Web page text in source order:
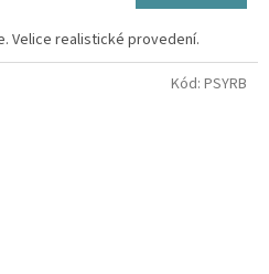
Velice realistické provedení.
Kód: PSYRB